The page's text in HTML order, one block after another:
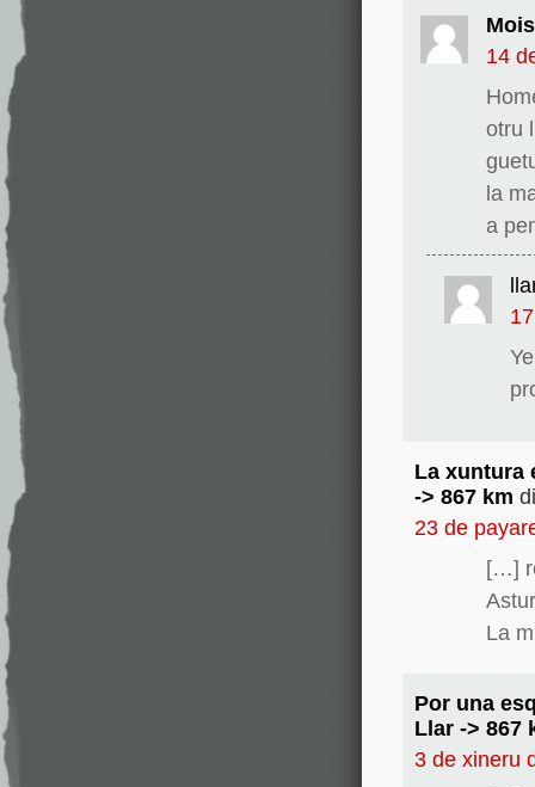
14
otru
la
a
La xuntura
-> 867 km
23 de
[…]
La
Por una
Llar -> 867
3 de xineru